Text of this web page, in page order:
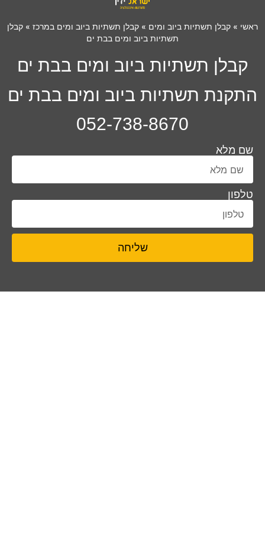
ראשי » קבלן תשתיות ביוב ומים » קבלן תשתיות ביוב ומים במרכז » קבלן
תשתיות ביוב ומים בבת ים
קבלן תשתיות ביוב ומים בבת ים
התקנת תשתיות ביוב ומים בבת ים
052-738-8670
שם מלא
טלפון
שליחה